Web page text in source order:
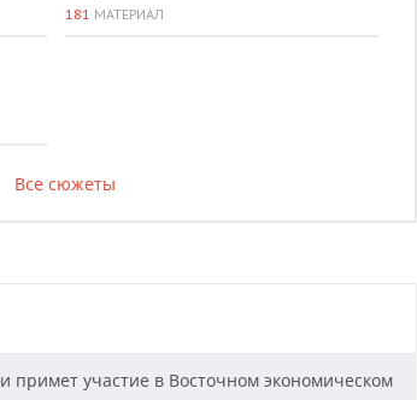
181 МАТЕРИАЛ
Все сюжеты
участие в Восточном экономическом